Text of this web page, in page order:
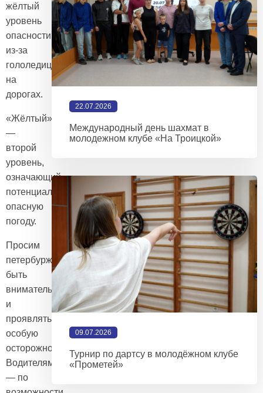
жёлтый
уровень
опасности
из-за
гололедицы
на
дорогах.
«Жёлтый»
—
второй
уровень,
означающий
потенциально
опасную
погоду.
Просим
петербуржцев
быть
внимательными
и
проявлять
особую
осторожность.
Водителям
— по
22.07.2026
Международный день шахмат в
молодежном клубе «На Троицкой»
09.07.2026
Турнир по дартсу в молодёжном клубе
«Прометей»